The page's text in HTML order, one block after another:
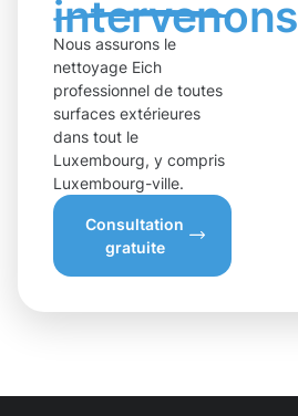
intervenons
Nous assurons le
nettoyage Eich
professionnel de toutes
surfaces extérieures
dans tout le
Luxembourg, y compris
Luxembourg-ville.
Consultation
gratuite